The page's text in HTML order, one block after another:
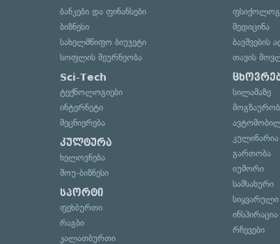
ბანკები და ფინანსები
ბიზნესი
სახელმწიფო ბიუჯეტი
სოფლის მეურნეობა
Sci-Tech
ტექნოლოგიები
ინტერნეტი
მეცნიერება
კულტურა
ხელოვნება
შოუ-ბიზნესი
სპორტი
ფეხბურთი
რაგბი
კალათბურთი
მედიცინა
ბავშვების
თავის
სილამაზე
კულინარია
გართობა
იუმორი
სამსახური
სიყვარული
ინსპირაცია
რჩევები